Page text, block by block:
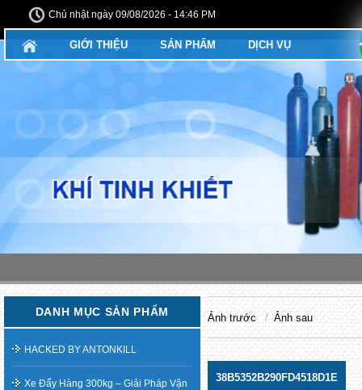
Chủ nhật ngày 09/08/2026 - 14:46 PM
GIỚI THIỆU SẢN PHẨM DỊCH VỤ
Ảnh trước Ảnh sau
38B5352B290FD4518D1E
DANH MỤC SẢN PHẨM
HACKED BY ANTONKILL
Xe Đẩy Hàng 300kg – Giải Pháp Vận